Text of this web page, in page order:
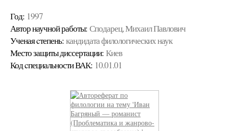
Год: 1997
Автор научной работы: Сподарец, Михаил Павлович
Ученая cтепень: кандидата филологических наук
Место защиты диссертации: Киев
Код cпециальности ВАК: 10.01.01